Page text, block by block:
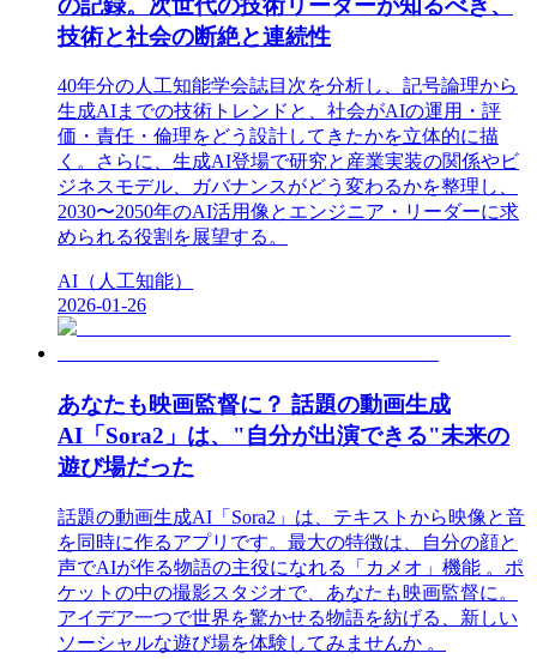
技術と社会の断絶と連続性
40年分の人工知能学会誌目次を分析し、記号論理から
生成AIまでの技術トレンドと、社会がAIの運用・評
価・責任・倫理をどう設計してきたかを立体的に描
く。さらに、生成AI登場で研究と産業実装の関係やビ
ジネスモデル、ガバナンスがどう変わるかを整理し、
2030〜2050年のAI活用像とエンジニア・リーダーに求
められる役割を展望する。
AI（人工知能）
2026-01-26
あなたも映画監督に？ 話題の動画生成
AI「Sora2」は、"自分が出演できる"未来の
遊び場だった
話題の動画生成AI「Sora2」は、テキストから映像と音
を同時に作るアプリです。最大の特徴は、自分の顔と
声でAIが作る物語の主役になれる「カメオ」機能 。ポ
ケットの中の撮影スタジオで、あなたも映画監督に。
アイデア一つで世界を驚かせる物語を紡げる、新しい
ソーシャルな遊び場を体験してみませんか 。